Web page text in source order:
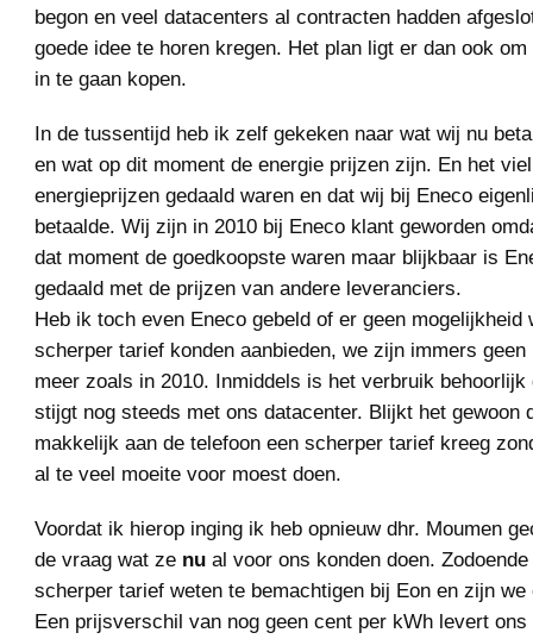
begon en veel datacenters al contracten hadden
goede idee te horen kregen. Het plan ligt er dan ook
in te gaan kopen.
In de tussentijd heb ik zelf gekeken naar wat wij nu
en wat op dit moment de energie prijzen zijn. En het
energieprijzen gedaald waren en dat wij bij Eneco
betaalde. Wij zijn in 2010 bij Eneco klant geworden
dat moment de goedkoopste waren maar blijkbaar is
gedaald met de prijzen van andere leveranciers.
Heb ik toch even Eneco gebeld of er geen mogelijkheid
scherper tarief konden aanbieden, we zijn immers
meer zoals in 2010. Inmiddels is het verbruik behoorlijk
stijgt nog steeds met ons datacenter. Blijkt het gewoon
makkelijk aan de telefoon een scherper tarief kreeg
al te veel moeite voor moest doen.
Voordat ik hierop inging ik heb opnieuw dhr. Moumen
de vraag wat ze nu al voor ons konden doen.
scherper tarief weten te bemachtigen bij Eon en zijn we
Een prijsverschil van nog geen cent per kWh levert ons